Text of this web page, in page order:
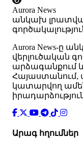
Aurora News
անկախ
Аurora News-ը
վերլուծական
արձագանքում և
Հայաստանում,
կատարվող
Արագ հղումներ